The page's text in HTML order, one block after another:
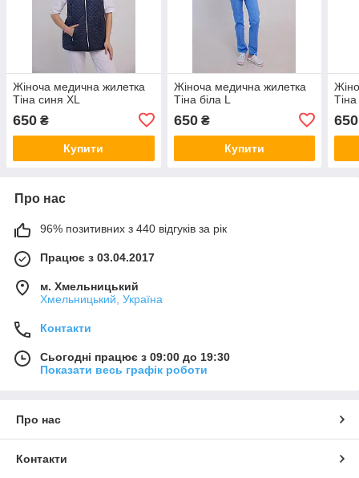
Жіноча медична жилетка
Тіна синя XL
650 ₴
Купити
Жіноча медична жилетка
Тіна біла L
650₴
Купити
650
Про нас
96% позитивних з 440 відгуків за рік
Працює з 03.04.2017
м. Хмельницький
Хмельницький, Україна
Контакти
Сьогодні працює з 09:00 до 19:30
Показати весь графік роботи
Про нас
Контакти